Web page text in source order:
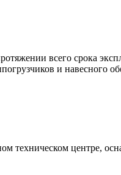
всего срока
и навесного
техническом центре,